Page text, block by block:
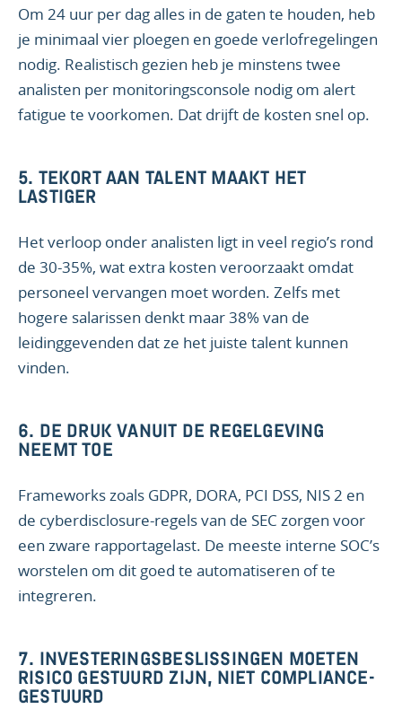
Om 24 uur per dag alles in de gaten te houden, heb
je minimaal vier ploegen en goede verlofregelingen
nodig. Realistisch gezien heb je minstens twee
analisten per monitoringsconsole nodig om alert
fatigue te voorkomen. Dat drijft de kosten snel op.
5. TEKORT AAN TALENT MAAKT HET
LASTIGER
Het verloop onder analisten ligt in veel regio’s rond
de 30-35%, wat extra kosten veroorzaakt omdat
personeel vervangen moet worden. Zelfs met
hogere salarissen denkt maar 38% van de
leidinggevenden dat ze het juiste talent kunnen
vinden.
6. DE DRUK VANUIT DE REGELGEVING
NEEMT TOE
Frameworks zoals GDPR, DORA, PCI DSS, NIS 2 en
de cyberdisclosure-regels van de SEC zorgen voor
een zware rapportagelast. De meeste interne SOC’s
worstelen om dit goed te automatiseren of te
integreren.
7. INVESTERINGSBESLISSINGEN MOETEN
RISICO GESTUURD ZIJN, NIET COMPLIANCE-
GESTUURD